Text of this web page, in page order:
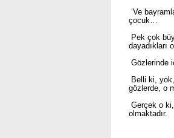
‘Ve
çocuk…
Pek çok
dayadıkları
Gözlerinde
Belli ki,
gözlerde, o
Gerçek o
olmaktadır.